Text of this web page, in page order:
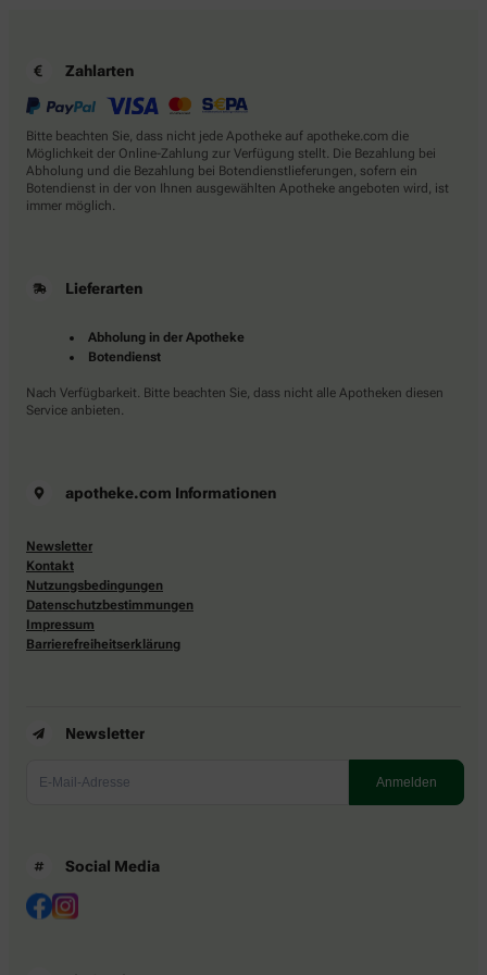
Zahlarten
Bitte beachten Sie, dass nicht jede Apotheke auf apotheke.com die
Möglichkeit der Online-Zahlung zur Verfügung stellt. Die Bezahlung bei
Abholung und die Bezahlung bei Botendienstlieferungen, sofern ein
Botendienst in der von Ihnen ausgewählten Apotheke angeboten wird, ist
immer möglich.
Lieferarten
Abholung in der Apotheke
Botendienst
Nach Verfügbarkeit. Bitte beachten Sie, dass nicht alle Apotheken diesen
Service anbieten.
apotheke.com Informationen
Newsletter
Kontakt
Nutzungsbedingungen
Datenschutzbestimmungen
Impressum
Barrierefreiheitserklärung
Newsletter
Social Media